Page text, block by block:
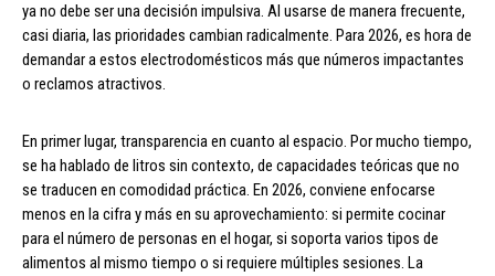
ya no debe ser una decisión impulsiva. Al usarse de manera frecuente,
casi diaria, las prioridades cambian radicalmente. Para 2026, es hora de
demandar a estos electrodomésticos más que números impactantes
o reclamos atractivos.
En primer lugar, transparencia en cuanto al espacio. Por mucho tiempo,
se ha hablado de litros sin contexto, de capacidades teóricas que no
se traducen en comodidad práctica. En 2026, conviene enfocarse
menos en la cifra y más en su aprovechamiento: si permite cocinar
para el número de personas en el hogar, si soporta varios tipos de
alimentos al mismo tiempo o si requiere múltiples sesiones. La